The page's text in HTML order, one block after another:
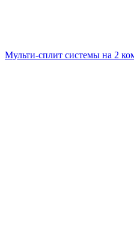
Мульти-сплит системы на 2